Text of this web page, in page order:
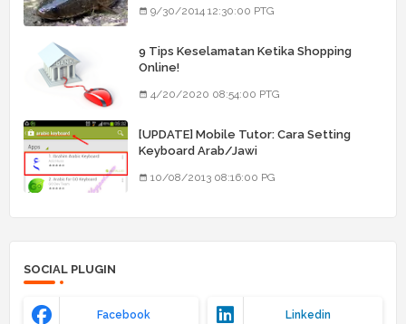
9/30/2014 12:30:00 PTG
9 Tips Keselamatan Ketika Shopping
Online!
4/20/2020 08:54:00 PTG
[UPDATE] Mobile Tutor: Cara Setting
Keyboard Arab/Jawi
10/08/2013 08:16:00 PG
SOCIAL PLUGIN
Facebook Linkedin